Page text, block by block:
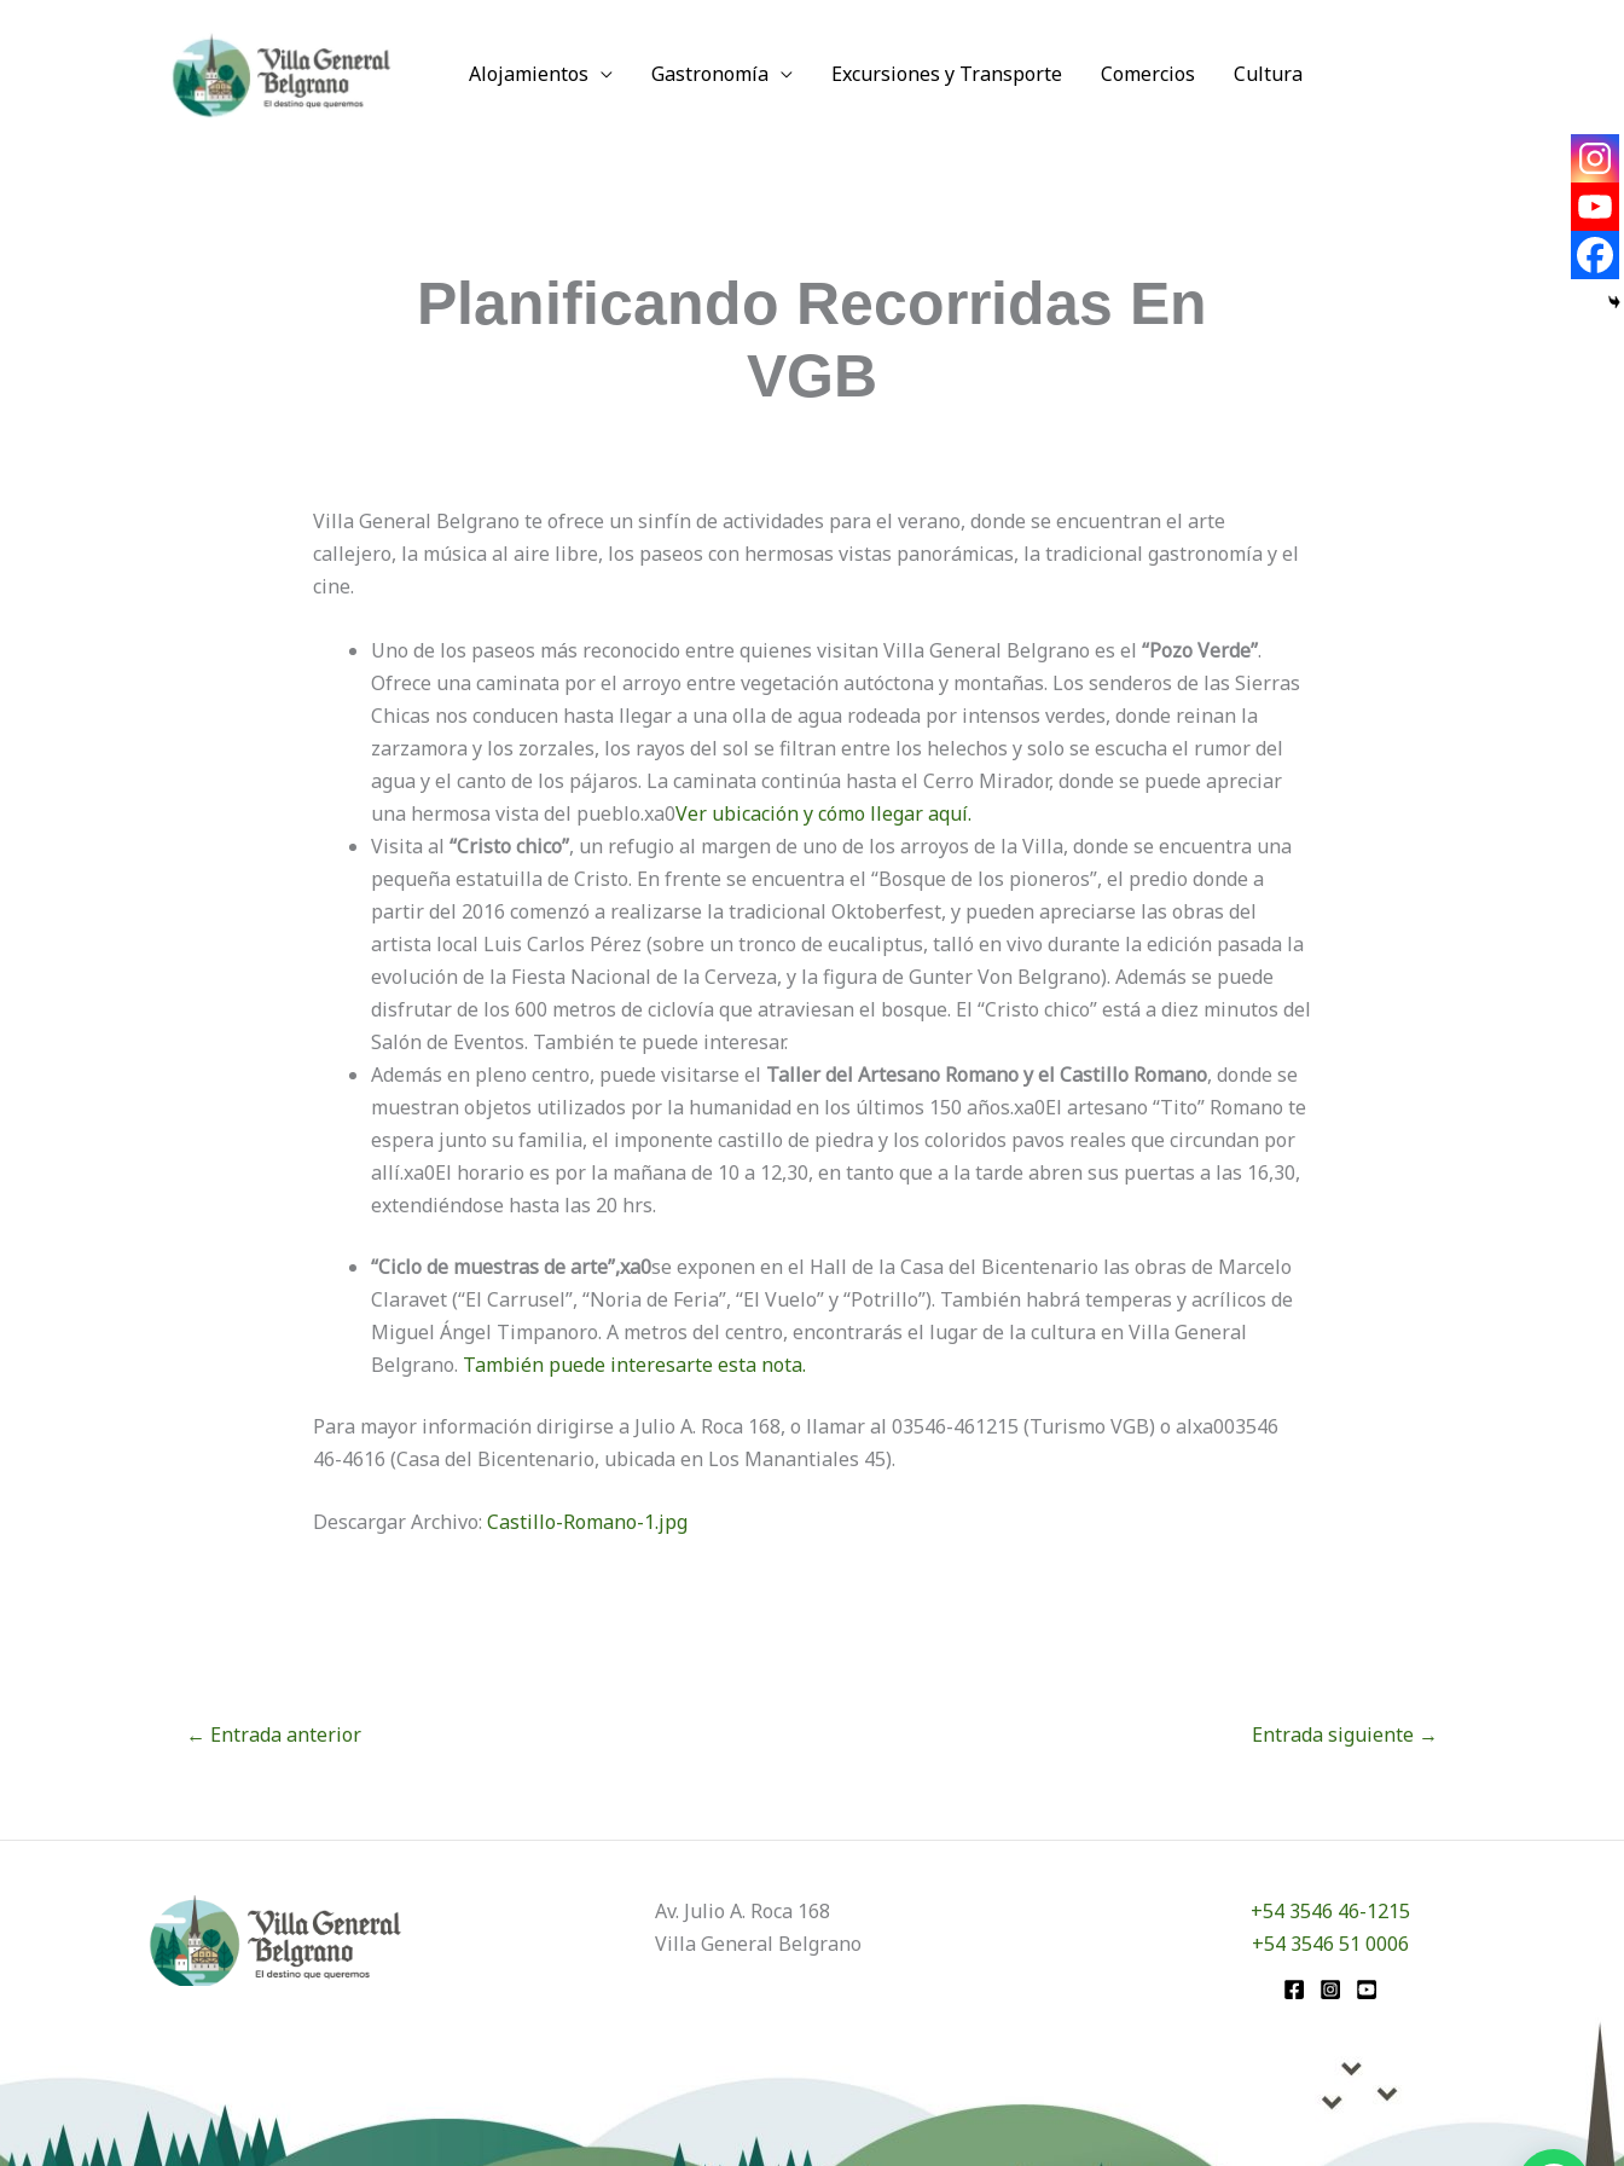
Alojamientos Gastronomía Excursiones y Transporte Comercios Cultura
Planificando Recorridas En
VGB
Villa General Belgrano te ofrece un sinfín de actividades para el verano, donde se encuentran el arte
callejero, la música al aire libre, los paseos con hermosas vistas panorámicas, la tradicional gastronomía y el
cine.
Uno de los paseos más reconocido entre quienes visitan Villa General Belgrano es el “Pozo Verde”.
Ofrece una caminata por el arroyo entre vegetación autóctona y montañas. Los senderos de las Sierras
Chicas nos conducen hasta llegar a una olla de agua rodeada por intensos verdes, donde reinan la
zarzamora y los zorzales, los rayos del sol se filtran entre los helechos y solo se escucha el rumor del
agua y el canto de los pájaros. La caminata continúa hasta el Cerro Mirador, donde se puede apreciar
una hermosa vista del pueblo.xa0Ver ubicación y cómo llegar aquí.
Visita al “Cristo chico”, un refugio al margen de uno de los arroyos de la Villa, donde se encuentra una
pequeña estatuilla de Cristo. En frente se encuentra el “Bosque de los pioneros”, el predio donde a
partir del 2016 comenzó a realizarse la tradicional Oktoberfest, y pueden apreciarse las obras del
artista local Luis Carlos Pérez (sobre un tronco de eucaliptus, talló en vivo durante la edición pasada la
evolución de la Fiesta Nacional de la Cerveza, y la figura de Gunter Von Belgrano). Además se puede
disfrutar de los 600 metros de ciclovía que atraviesan el bosque. El “Cristo chico” está a diez minutos del
Salón de Eventos. También te puede interesar.
Además en pleno centro, puede visitarse el Taller del Artesano Romano y el Castillo Romano, donde se
muestran objetos utilizados por la humanidad en los últimos 150 años.xa0El artesano “Tito” Romano te
espera junto su familia, el imponente castillo de piedra y los coloridos pavos reales que circundan por
allí.xa0El horario es por la mañana de 10 a 12,30, en tanto que a la tarde abren sus puertas a las 16,30,
extendiéndose hasta las 20 hrs.
“Ciclo de muestras de arte”,xa0se exponen en el Hall de la Casa del Bicentenario las obras de Marcelo
Claravet (“El Carrusel”, “Noria de Feria”, “El Vuelo” y “Potrillo”). También habrá temperas y acrílicos de
Miguel Ángel Timpanoro. A metros del centro, encontrarás el lugar de la cultura en Villa General
Belgrano. También puede interesarte esta nota.
Para mayor información dirigirse a Julio A. Roca 168, o llamar al 03546-461215 (Turismo VGB) o alxa003546
46-4616 (Casa del Bicentenario, ubicada en Los Manantiales 45).
Descargar Archivo: Castillo-Romano-1.jpg
← Entrada anterior Entrada siguiente →
Av. Julio A. Roca 168
Villa General Belgrano
+54 3546 46-1215
+54 3546 51 0006